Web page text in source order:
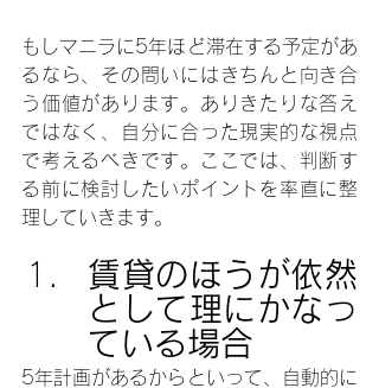
もしマニラに5年ほど滞在する予定があ
るなら、その問いにはきちんと向き合
う価値があります。ありきたりな答え
ではなく、自分に合った現実的な視点
で考えるべきです。ここでは、判断す
る前に検討したいポイントを率直に整
理していきます。
賃貸のほうが依然
として理にかなっ
ている場合
5年計画があるからといって、自動的に